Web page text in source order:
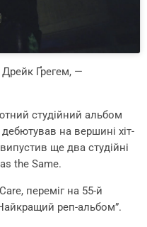
Дрейк Ґрегем, —
студійний альбом
на вершині хіт-
ще два студійні
the Same.
переміг на 55-й
реп-альбом”.